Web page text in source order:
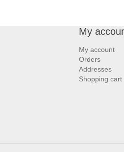
My
My account
Orders
Addresses
Shopping cart